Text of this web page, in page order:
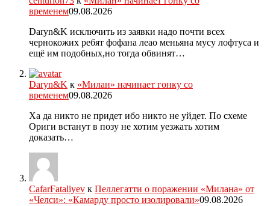
временем09.08.2026
Daryn&K исключить из заявки надо почти всех
чернокожих ребят фофана леао меньяна мусу лофтуса и
ещё им подобных,но тогда обвинят…
Daryn&K к «Милан» начинает гонку со
временем09.08.2026
Ха да никто не придет ибо никто не уйдет. По схеме
Ориги встанут в позу не хотим уезжать хотим
доказать…
CafarFataliyev к Пеллегатти о поражении «Милана» от
«Челси»: «Камарду просто изолировали»09.08.2026